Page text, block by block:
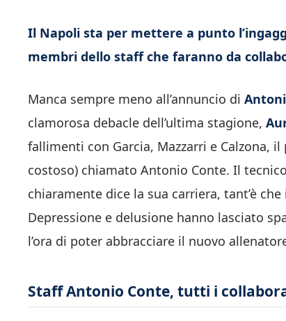
Il Napoli sta per mettere a punto
membri dello staff che faranno da
Manca sempre meno all’annuncio di
clamorosa debacle dell’ultima stagione,
fallimenti con Garcia, Mazzarri e Calzona,
costoso) chiamato Antonio Conte. Il
chiaramente dice la sua carriera, tant’è
Depressione e delusione hanno lasciato
l’ora di poter abbracciare il nuovo
Staff Antonio Conte, tutti i